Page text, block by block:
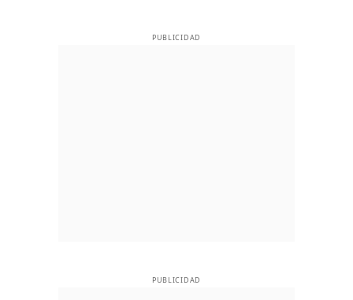
PUBLICIDAD
PUBLICIDAD